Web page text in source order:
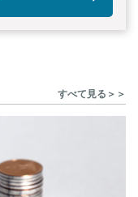
すべて見る＞＞